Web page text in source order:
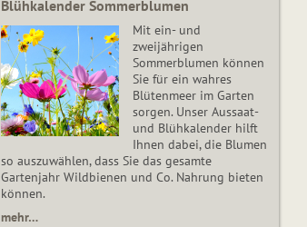
Blühkalender Sommerblumen
Mit ein- und
zweijährigen
Sommerblumen können
Sie für ein wahres
Blütenmeer im Garten
sorgen. Unser Aussaat-
und Blühkalender hilft
Ihnen dabei, die Blumen
so auszuwählen, dass Sie das gesamte
Gartenjahr Wildbienen und Co. Nahrung bieten
können.
mehr…